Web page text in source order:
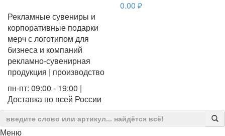
Рекламные сувениры и
корпоративные подарки
мерч с логотипом для
бизнеса и компаний
рекламно-сувенирная
продукция | производство
пн-пт: 09:00 - 19:00 |
Доставка по всей России
0.00 руб.
Меню